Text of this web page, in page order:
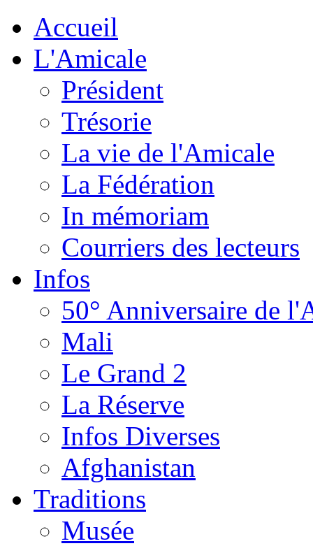
Accueil
L'Amicale
Président
Trésorie
La vie de l'Amicale
La Fédération
In mémoriam
Courriers des lecteurs
Infos
50° Anniversaire de
Mali
Le Grand 2
La Réserve
Infos Diverses
Afghanistan
Traditions
Musée